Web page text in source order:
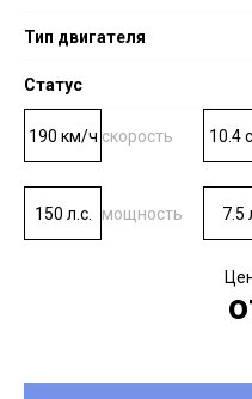
Тип двигателя
Статус
190 км/ч скорость 10.4
150 л.с. мощность 7.5